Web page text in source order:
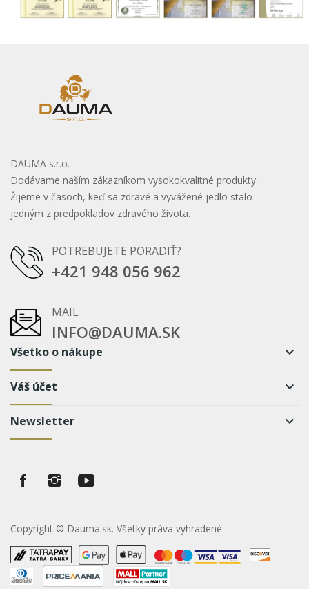
DAUMA s.r.o.
Dodávame naším zákazníkom vysokokvalitné produkty.
Žijeme v časoch, keď sa zdravé a vyvážené jedlo stalo
jedným z predpokladov zdravého života.
POTREBUJETE PORADIŤ?
+421 948 056 962
MAIL
INFO@DAUMA.SK
Všetko o nákupe keyboard_arrow_down
Váš účet keyboard_arrow_down
Newsletter keyboard_arrow_down
Copyright © Dauma.sk. Všetky práva vyhradené